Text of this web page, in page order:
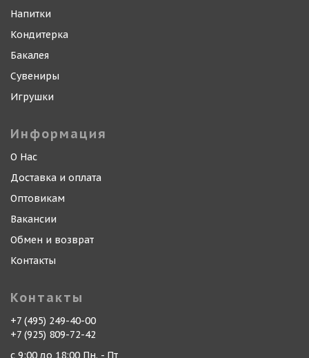
Напитки
Кондитерка
Бакалея
Сувениры
Игрушки
Информация
О Нас
Доставка и оплата
Оптовикам
Вакансии
Обмен и возврат
Контакты
Контакты
+7 (495) 249-40-00
+7 (925) 809-72-42
с 9:00 до 18:00 Пн. - Пт